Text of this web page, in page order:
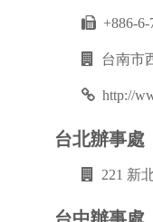
+886-6-
台南市
http://
台北辦事處
221 新